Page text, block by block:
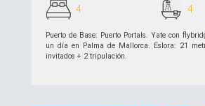
4 4
Puerto de Base: Puerto Portals. Yate con
un día en Palma de Mallorca. Eslora: 21
invitados + 2 tripulación.